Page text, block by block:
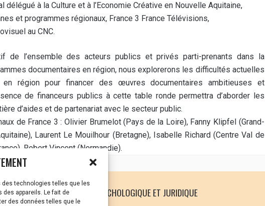
technologies telles que les
appareils. Le fait de
des données telles que le
délégué à la Culture et à l’Economie Créative en Nouvelle Aquitaine,
et programmes régionaux, France 3 France Télévisions,
au CNC.
de l’ensemble des acteurs publics et privés parti-prenants dans la
documentaires en région, nous explorerons les difficultés actuelles
région pour financer des œuvres documentaires ambitieuses et
de financeurs publics à cette table ronde permettra d’aborder les
d’aides et de partenariat avec le secteur public.
de France 3 : Olivier Brumelot (Pays de la Loire), Fanny Klipfel (Grand-
Laurent Le Mouilhour (Bretagne), Isabelle Richard (Centre Val de
Robert Vincent (Normandie).
D’ÉCOUTE ET DE SOUTIEN PSYCHOLOGIQUE ET JURIDIQUE